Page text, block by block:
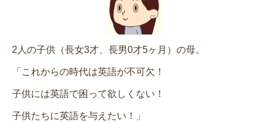
2人の子供（長女3才、長男0才5ヶ月）の母。
「これからの時代は英語が不可欠！
子供には英語で困って欲しくない！
子供たちに英語を与えたい！」